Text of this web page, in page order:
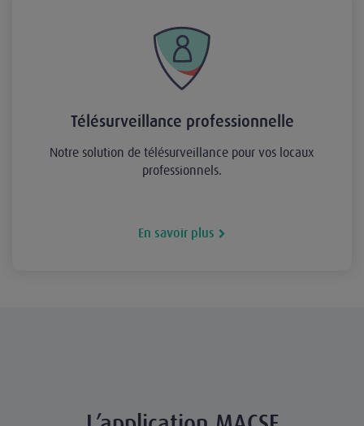
Télésurveillance professionnelle
Notre solution de télésurveillance pour vos locaux
professionnels.
En savoir plus